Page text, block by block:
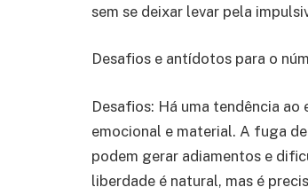
sem se deixar levar pela
Desafios e antídotos para o
Desafios: Há uma tendência
emocional e material. A fuga
podem gerar adiamentos e
liberdade é natural, mas é